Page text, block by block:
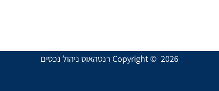
Copyright © 2026 רנטהאוס ניהול נכסים